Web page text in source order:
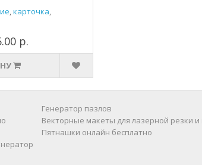
,карточка,
р.
Генератор пазлов
Векторные макеты для лазерной резки и
Пятнашки онлайн бесплатно